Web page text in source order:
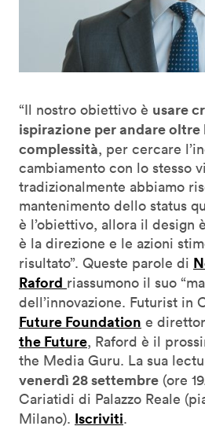
“Il nostro obiettivo è usare
ispirazione per andare oltre
complessità, per cercare
cambiamento con lo stesso
tradizionalmente abbiamo
mantenimento dello status
è l’obiettivo, allora il design
è la direzione e le azioni
risultato”. Queste parole di
Raford riassumono il suo
dell’innovazione. Futurist in
Future Foundation e
the Future, Raford è il
the Media Guru. La sua
venerdì 28 settembre (ore
Cariatidi di Palazzo Reale
Milano). Iscriviti.